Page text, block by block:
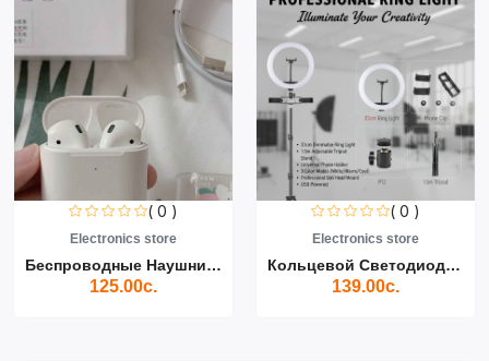
( 0 )
Electronics store
Беспроводные Наушники Air...
125.00с.
( 0 )
Electronics store
Кольцевой Светодиодный Св...
139.00с.